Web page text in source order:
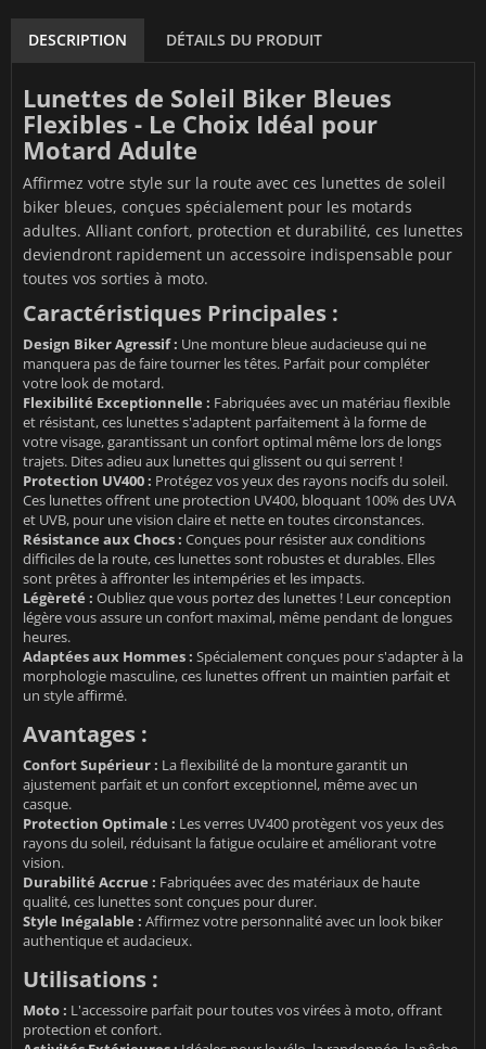
DESCRIPTION DÉTAILS DU PRODUIT
Lunettes de Soleil Biker Bleues
Flexibles - Le Choix Idéal pour
Motard Adulte
Affirmez votre style sur la route avec ces lunettes de soleil
biker bleues, conçues spécialement pour les motards
adultes. Alliant confort, protection et durabilité, ces lunettes
deviendront rapidement un accessoire indispensable pour
toutes vos sorties à moto.
Caractéristiques Principales :
Design Biker Agressif : Une monture bleue audacieuse qui ne
manquera pas de faire tourner les têtes. Parfait pour compléter
votre look de motard.
Flexibilité Exceptionnelle : Fabriquées avec un matériau flexible
et résistant, ces lunettes s'adaptent parfaitement à la forme de
votre visage, garantissant un confort optimal même lors de longs
trajets. Dites adieu aux lunettes qui glissent ou qui serrent !
Protection UV400 : Protégez vos yeux des rayons nocifs du soleil.
Ces lunettes offrent une protection UV400, bloquant 100% des UVA
et UVB, pour une vision claire et nette en toutes circonstances.
Résistance aux Chocs : Conçues pour résister aux conditions
difficiles de la route, ces lunettes sont robustes et durables. Elles
sont prêtes à affronter les intempéries et les impacts.
Légèreté : Oubliez que vous portez des lunettes ! Leur conception
légère vous assure un confort maximal, même pendant de longues
heures.
Adaptées aux Hommes : Spécialement conçues pour s'adapter à la
morphologie masculine, ces lunettes offrent un maintien parfait et
un style affirmé.
Avantages :
Confort Supérieur : La flexibilité de la monture garantit un
ajustement parfait et un confort exceptionnel, même avec un
casque.
Protection Optimale : Les verres UV400 protègent vos yeux des
rayons du soleil, réduisant la fatigue oculaire et améliorant votre
vision.
Durabilité Accrue : Fabriquées avec des matériaux de haute
qualité, ces lunettes sont conçues pour durer.
Style Inégalable : Affirmez votre personnalité avec un look biker
authentique et audacieux.
Utilisations :
Moto : L'accessoire parfait pour toutes vos virées à moto, offrant
protection et confort.